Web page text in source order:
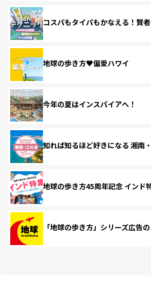
コスパもタイパもかなえる！賢
地球の歩き方♥偏愛ハワイ
今年の夏はインスパイアへ！
知れば知るほど好きになる 湘南
地球の歩き方45周年記念 インド
「地球の歩き方」シリーズ広告